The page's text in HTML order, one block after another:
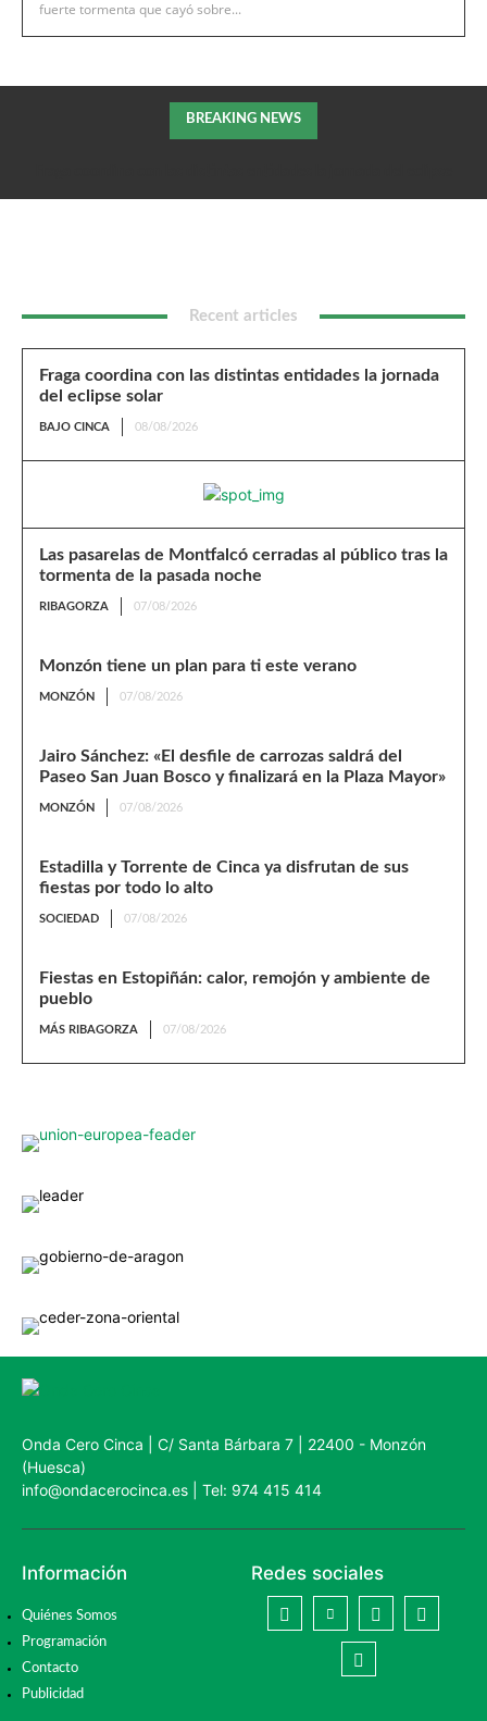
fuerte tormenta que cayó sobre...
BREAKING NEWS
Recent articles
Fraga coordina con las distintas entidades la jornada
del eclipse solar
BAJO CINCA 08/08/2026
Las pasarelas de Montfalcó cerradas al público tras la
tormenta de la pasada noche
RIBAGORZA 07/08/2026
Monzón tiene un plan para ti este verano
MONZÓN 07/08/2026
Jairo Sánchez: «El desfile de carrozas saldrá del
Paseo San Juan Bosco y finalizará en la Plaza Mayor»
MONZÓN 07/08/2026
Estadilla y Torrente de Cinca ya disfrutan de sus
fiestas por todo lo alto
SOCIEDAD 07/08/2026
Fiestas en Estopiñán: calor, remojón y ambiente de
pueblo
MÁS RIBAGORZA 07/08/2026
Onda Cero Cinca | C/ Santa Bárbara 7 | 22400 - Monzón
(Huesca)
info@ondacerocinca.es | Tel: 974 415 414
Información
Quiénes Somos
Programación
Contacto
Publicidad
Redes sociales